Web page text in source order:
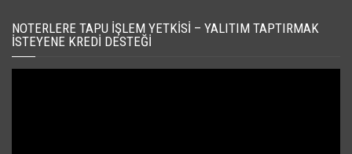
NOTERLERE TAPU İŞLEM YETKISI – YALITIM TAPTIRMAK
İSTEYENE KREDI DESTEĞI